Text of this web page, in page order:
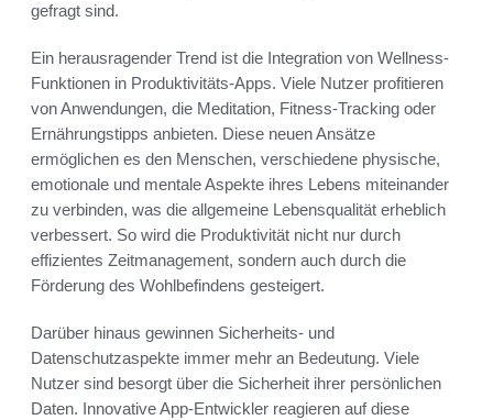
gefragt sind.
Ein herausragender Trend ist die Integration von Wellness-
Funktionen in Produktivitäts-Apps. Viele Nutzer profitieren
von Anwendungen, die Meditation, Fitness-Tracking oder
Ernährungstipps anbieten. Diese neuen Ansätze
ermöglichen es den Menschen, verschiedene physische,
emotionale und mentale Aspekte ihres Lebens miteinander
zu verbinden, was die allgemeine Lebensqualität erheblich
verbessert. So wird die Produktivität nicht nur durch
effizientes Zeitmanagement, sondern auch durch die
Förderung des Wohlbefindens gesteigert.
Darüber hinaus gewinnen Sicherheits- und
Datenschutzaspekte immer mehr an Bedeutung. Viele
Nutzer sind besorgt über die Sicherheit ihrer persönlichen
Daten. Innovative App-Entwickler reagieren auf diese